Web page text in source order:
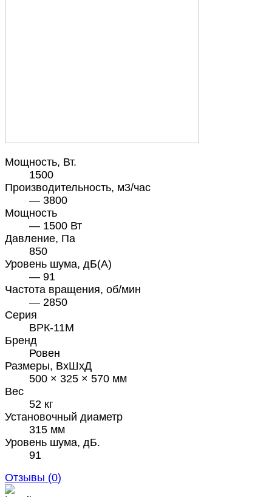
Мощность, Вт.
1500
Производительность, м3/час
— 3800
Мощность
— 1500 Вт
Давление, Па
850
Уровень шума, дБ(А)
— 91
Частота вращения, об/мин
— 2850
Серия
ВРК-11М
Бренд
Ровен
Размеры, ВхШхД
500 × 325 × 570 мм
Вес
52 кг
Установочный диаметр
315 мм
Уровень шума, дБ.
91
Отзывы (0)